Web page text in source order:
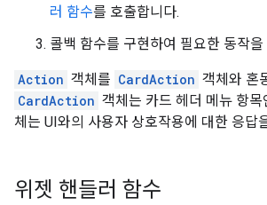
러 함수를 호출합니다.
콜백 함수를 구현하여 필요한 동작을
Action 객체를 CardAction 객체와 혼
CardAction 객체는 카드 헤더 메뉴 항목
체는 UI와의 사용자 상호작용에 대한 응답
위젯 핸들러 함수